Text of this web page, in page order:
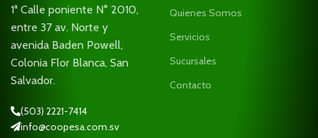
1ª Calle poniente N° 2010,
entre 37 av. Norte y
avenida Baden Powell,
Colonia Flor Blanca, San
Salvador.
(503) 2221-7414
info@coopesa.com.sv
Quienes Somos
Servicios
Sucursales
Contacto